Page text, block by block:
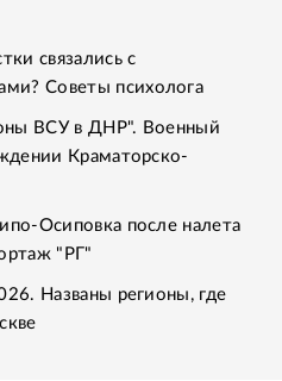
связались с
Советы психолога
ВСУ в ДНР". Военный
Краматорско-
Осиповка после налета
"РГ"
Названы регионы, где